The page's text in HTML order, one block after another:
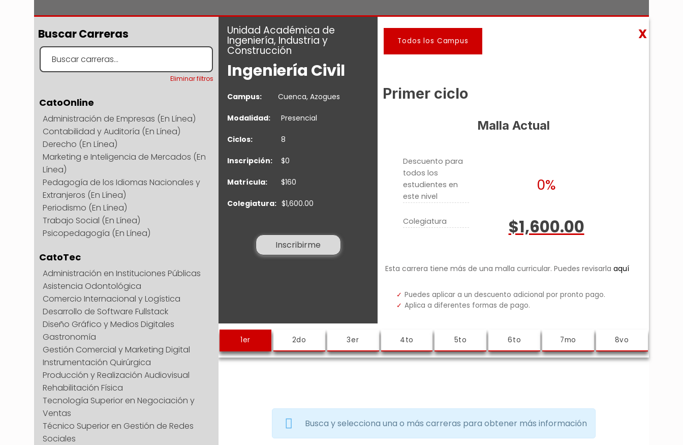
Buscar Carreras
Eliminar filtros
CatoOnline
Administración de Empresas (En Línea)
Contabilidad y Auditoría (En Línea)
Derecho (En Línea)
Marketing e Inteligencia de Mercados (En
Línea)
Pedagogía de los Idiomas Nacionales y
Extranjeros (En Línea)
Periodismo (En Línea)
Trabajo Social (En Línea)
Psicopedagogía (En Línea)
CatoTec
Administración en Instituciones Públicas
Asistencia Odontológica
Comercio Internacional y Logística
Desarrollo de Software Fullstack
Diseño Gráfico y Medios Digitales
Gastronomía
Gestión Comercial y Marketing Digital
Instrumentación Quirúrgica
Producción y Realización Audiovisual
Rehabilitación Física
Tecnología Superior en Negociación y
Ventas
Técnico Superior en Gestión de Redes
Sociales
Unidad Académica de
Ingeniería, Industria y
Construcción
Todos los Campus X
Ingeniería Civil
Campus: Cuenca, Azogues
Modalidad: Presencial
Ciclos: 8
Inscripción: $0
Matrícula: $160
Colegiatura: $1,600.00
Inscribirme
Primer ciclo
Malla Actual
Descuento para
todos los
estudientes en
este nivel
0%
Colegiatura $1,600.00
Esta carrera tiene más de una malla curricular. Puedes revisarlaaquí
Puedes aplicar a un descuento adicional por pronto pago.
Aplica a diferentes formas de pago.
Busca y selecciona una o más carreras para obtener más información